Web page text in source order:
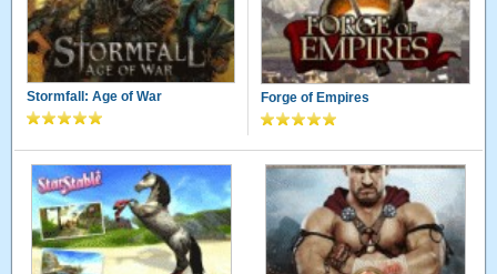
Stormfall: Age of War Forge of Empires